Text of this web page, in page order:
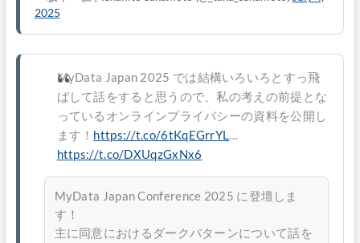
2025
MyData Japan 2025 では結構いろいろとすっ飛
ばして話をすると思うので、私の考えの前提とな
っているオンラインプライバシーの資料を公開し
ます！ https://t.co/6tKqEGrrYL…
https://t.co/DXUqzGxNx6
MyData Japan Conference 2025 に登壇しま
す！
主に同意におけるダークパターンについて話を